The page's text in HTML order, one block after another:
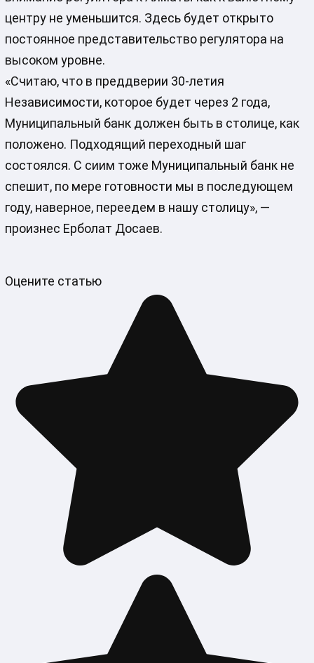
центру не уменьшится. Здесь будет открыто
постоянное представительство регулятора на
высоком уровне.
«Считаю, что в преддверии 30-летия
Независимости, которое будет через 2 года,
Муниципальный банк должен быть в столице, как
положено. Подходящий переходный шаг
состоялся. С сиим тоже Муниципальный банк не
спешит, по мере готовности мы в последующем
году, наверное, переедем в нашу столицу», —
произнес Ерболат Досаев.
Оцените статью